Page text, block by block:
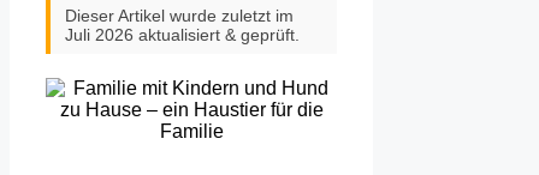
Dieser Artikel wurde zuletzt im
Juli 2026 aktualisiert & geprüft.